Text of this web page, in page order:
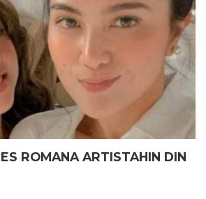
ROMANA ARTISTAHIN DIN